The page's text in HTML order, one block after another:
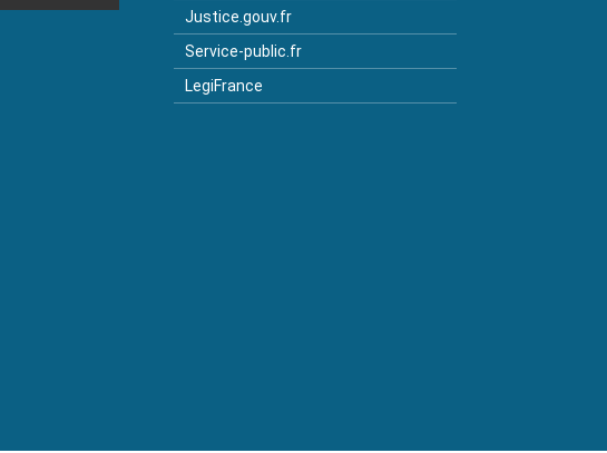
Justice.gouv.fr
Service-public.fr
LegiFrance